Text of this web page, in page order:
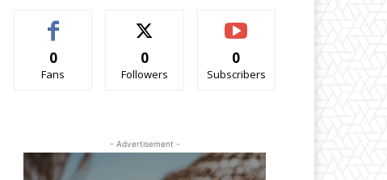
0
Fans
0
Followers
0
Subscribers
- Advertisement -